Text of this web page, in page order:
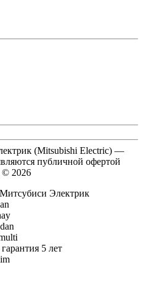
(Mitsubishi Electric) —
публичной офертой
2026